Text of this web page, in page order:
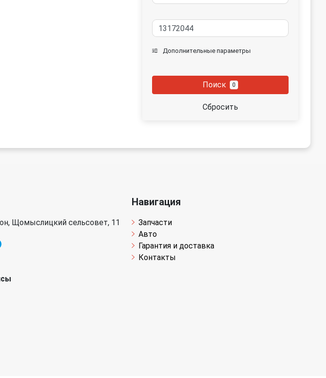
Дополнительные параметры
Поиск 0
Сбросить
Щомыслицкий сельсовет, 11
Навигация
Запчасти
Авто
Гарантия и доставка
Контакты